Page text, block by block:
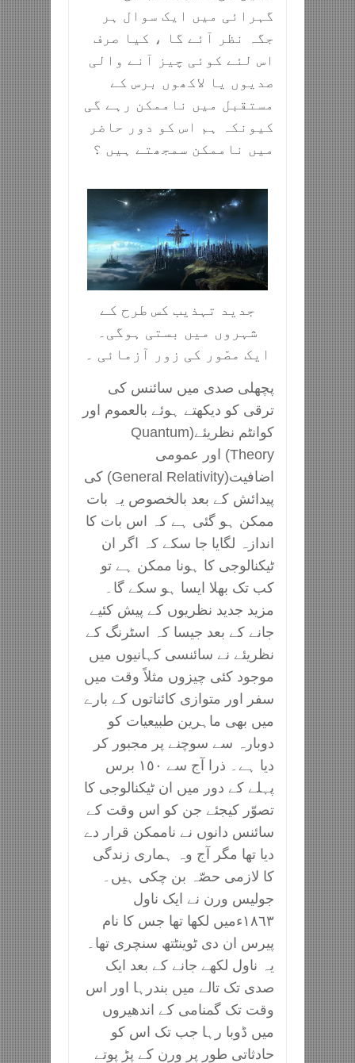
گہرائی میں ایک سوال ہر
جگہ نظر آئے گا ، کیا صرف
اس لئے کوئی چیز آنے والی
صدیوں یا لاکھوں برس کے
مستقبل میں ناممکن رہے گی
کیونکہ ہم اس کو دور حاضر
میں ناممکن سمجھتے ہیں ؟
جدید تہذیب کس طرح کے
شہروں میں بستی ہوگی۔
ایک مصّور کی زور آزمائی ۔
پچھلی صدی میں سائنس کی
ترقی کو دیکھتے ہوئے بالعموم اور
کوانٹم نظریئے(Quantum
Theory) اور عمومی
اضافیت(General Relativity) کی
پیدائش کے بعد بالخصوص یہ بات
ممکن ہو گئی ہے کہ اس بات کا
اندازہ لگایا جا سکے کہ اگر ان
ٹیکنالوجی کا ہونا ممکن ہے تو
کب تک بھلا ایسا ہو سکے گا۔
مزید جدید نظریوں کے پیش کئیے
جانے کے بعد جیسا کہ اسٹرنگ کے
نظریئے نے سائنسی کہانیوں میں
موجود کئی چیزوں مثلاً وقت میں
سفر اور متوازی کائناتوں کے بارے
میں بھی ماہرین طبیعیات کو
دوبارہ سے سوچنے پر مجبور کر
دیا ہے۔ ذرا آج سے ١٥٠ برس
پہلے کے دور میں ان ٹیکنالوجی کا
تصوّر کیجئے جن کو اس وقت کے
سائنس دانوں نے ناممکن قرار دے
دیا تھا مگر آج وہ ہماری زندگی
کا لازمی حصّہ بن چکی ہیں۔
جولیس ورن نے ایک ناول
١٨٦٣ءمیں لکھا تھا جس کا نام
پیرس ان دی ٹوینٹتھ سنچری تھا۔
یہ ناول لکھے جانے کے بعد ایک
صدی تک تالے میں بندرہا اور اس
وقت تک گمنامی کے اندھیروں
میں ڈوبا رہا جب تک اس کو
حادثاتی طور پر ورن کے پڑ پوتے